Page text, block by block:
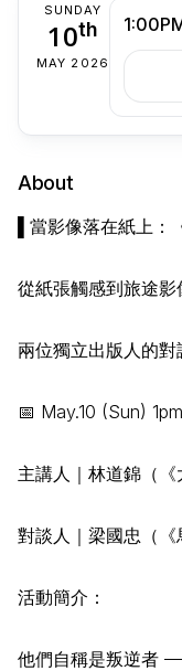
SUNDAY
10th
MAY 2026
About
▌當影像落在紙上
從紙張觸感到旅途影
兩位獨立出版人的對
📅 May.10 (Sun) 1pm
主講人｜林道錦（《
對談人｜梁國忠（《
活動簡介：
他們自稱是叛逆者